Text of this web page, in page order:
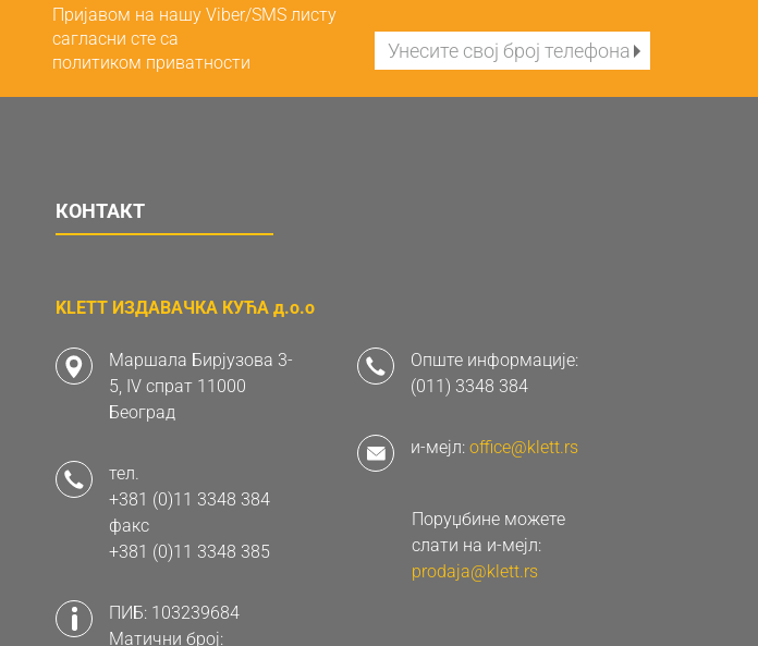
Пријавом на нашу Viber/SMS листу
сагласни сте са
политиком приватности
КОНТАКТ
KLETT ИЗДАВАЧКА КУЋА д.о.о
Маршала Бирјузова 3-
5, IV спрат 11000
Београд
тел.
+381 (0)11 3348 384
факс
+381 (0)11 3348 385
ПИБ: 103239684
Матични број:
Опште информације:
(011) 3348 384
и-мејл: office@klett.rs
Поруџбине можете
слати на и-мејл:
prodaja@klett.rs